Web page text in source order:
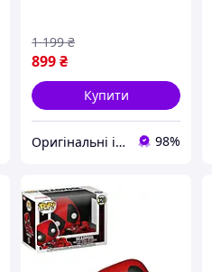
899₴
1 199 ₴
Купити
Оригінальні іграшки з Америки та Японії 98%